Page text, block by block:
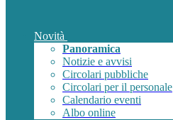
Novità
Panoramica
Notizie e avvisi
Circolari pubbliche
Circolari per il personale
Calendario eventi
Albo online